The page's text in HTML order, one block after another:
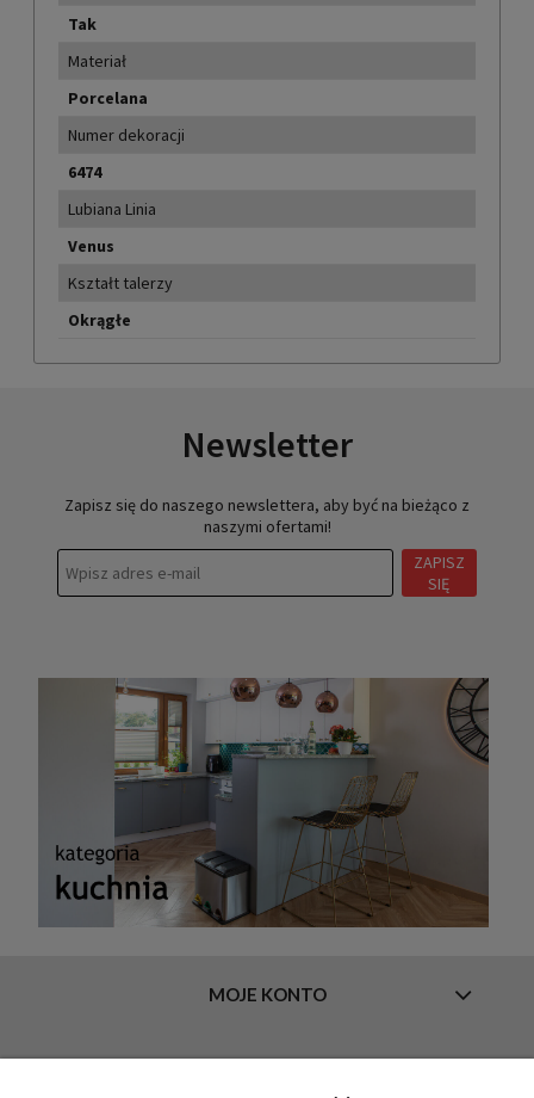
Tak
Materiał
Porcelana
Numer dekoracji
6474
Lubiana Linia
Venus
Kształt talerzy
Okrągłe
Newsletter
Zapisz się do naszego newslettera, aby być na bieżąco z
naszymi ofertami!
ZAPISZ
SIĘ
MOJE KONTO